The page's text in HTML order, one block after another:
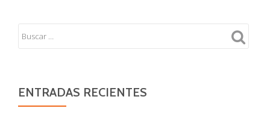
ENTRADAS RECIENTES